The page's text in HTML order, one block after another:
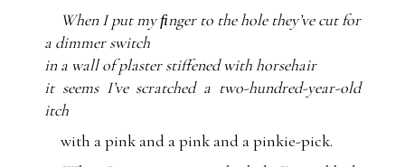
When I put my ﬁnger to the hole they’ve cut for
a dimmer switch
in a wall of plaster stiffened with horsehair
it seems I’ve scratched a two-hundred-year-old
itch
with a pink and a pink and a pinkie-pick.